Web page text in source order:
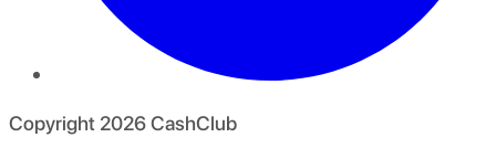
Copyright 2026CashClub